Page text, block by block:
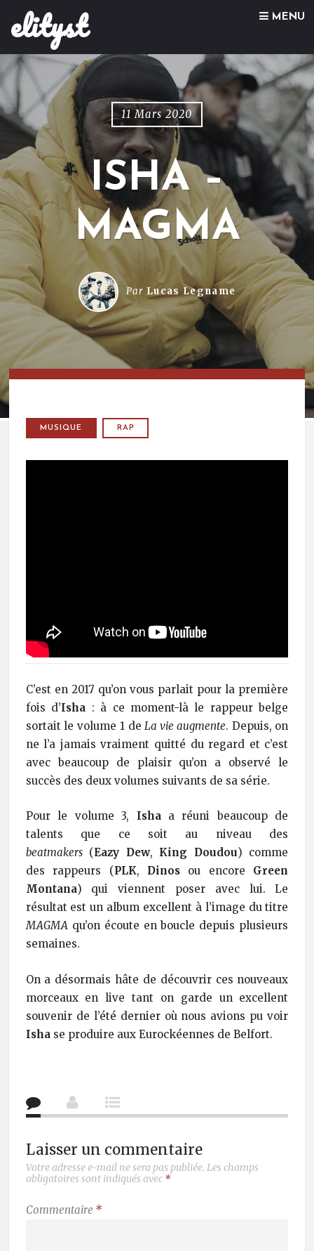
elityst MENU
Skip to content
11 Mars 2020
ISHA –
MAGMA
Par Lucas Legname
MUSIQUE RAP
C’est en 2017 qu’on vous parlait pour la première
fois d’Isha : à ce moment-là le rappeur belge
sortait le volume 1 deLa vie augmente. Depuis, on
ne l’a jamais vraiment quitté du regard et c’est
avec beaucoup de plaisir qu’on a observé le
succès des deux volumes suivants de sa série.
Pour le volume 3, Ishaa réuni beaucoup de
talents que ce soit au niveau des
beatmakers(Eazy Dew, King Doudou) comme
des rappeurs (PLK, Dinos ou encore Green
Montana) qui viennent poser avec lui. Le
résultat est un album excellent à l’image du titre
MAGMAqu’on écoute en boucle depuis plusieurs
semaines.
On a désormais hâte de découvrir ces nouveaux
morceaux en live tant on garde un excellent
souvenir de l’été dernier où nous avions pu voir
Ishase produire aux Eurockéennes de Belfort.
Laisser un commentaire
Votre adresse e-mail ne sera pas publiée. Les champs
obligatoires sont indiqués avec *
Commentaire *